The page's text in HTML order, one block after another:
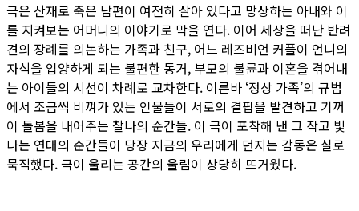
극은 산재로 죽은 남편이 여전히 살아 있다고 망상하는 아내와 이
를 지켜보는 어머니의 이야기로 막을 연다. 이어 세상을 떠난 반려
견의 장례를 의논하는 가족과 친구, 어느 레즈비언 커플이 언니의
자식을 입양하게 되는 불편한 동거, 부모의 불륜과 이혼을 겪어내
는 아이들의 시선이 차례로 교차한다. 이른바 ‘정상 가족’의 규범
에서 조금씩 비껴가 있는 인물들이 서로의 결핍을 발견하고 기꺼
이 돌봄을 내어주는 찰나의 순간들. 이 극이 포착해 낸 그 작고 빛
나는 연대의 순간들이 당장 지금의 우리에게 던지는 감동은 실로
묵직했다. 극이 울리는 공간의 울림이 상당히 뜨거웠다.